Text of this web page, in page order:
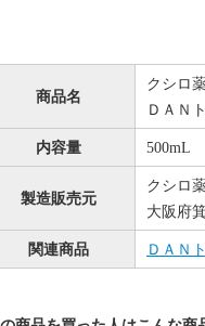
商品名
クシロ
ＤＡＮ
内容量 500mL
製造販売元
クシロ
大阪府
関連商品 ＤＡＮ